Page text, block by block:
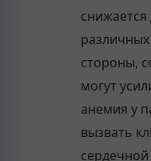
снижается
стороны,
могут
анемия у
вызвать